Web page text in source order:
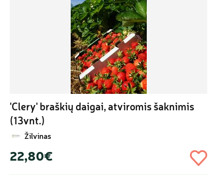
'Clery' braškių daigai, atviromis šaknimis
(13vnt.)
Žilvinas
22,80€